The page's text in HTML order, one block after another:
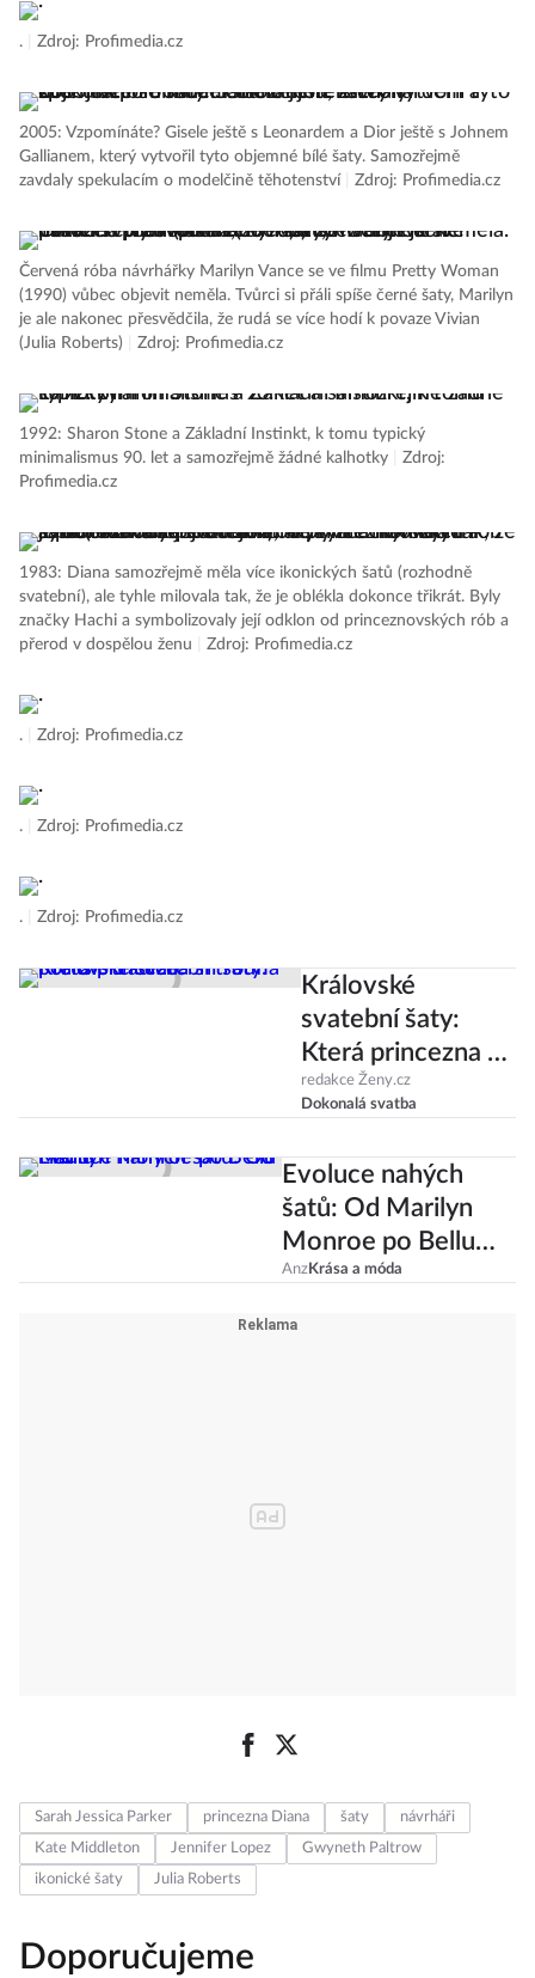
. Zdroj: Profimedia.cz
2005: Vzpomínáte? Gisele ještě s Leonardem a Dior ještě s Johnem
Gallianem, který vytvořil tyto objemné bílé šaty. Samozřejmě
zavdaly spekulacím o modelčině těhotenství
Zdroj: Profimedia.cz
Červená róba návrhářky Marilyn Vance se ve filmu Pretty Woman
(1990) vůbec objevit neměla. Tvůrci si přáli spíše černé šaty, Marilyn
je ale nakonec přesvědčila, že rudá se více hodí k povaze Vivian
(Julia Roberts)
Zdroj: Profimedia.cz
1992: Sharon Stone a Základní Instinkt, k tomu typický
minimalismus 90. let a samozřejmě žádné kalhotky
Zdroj:
Profimedia.cz
1983: Diana samozřejmě měla více ikonických šatů (rozhodně
svatební), ale tyhle milovala tak, že je oblékla dokonce třikrát. Byly
značky Hachi a symbolizovaly její odklon od princeznovských rób a
přerod v dospělou ženu
Zdroj: Profimedia.cz
. Zdroj: Profimedia.cz
. Zdroj: Profimedia.cz
. Zdroj: Profimedia.cz
Královské
svatební šaty:
Která princezna si
troufla porušit
tradice?
redakce Ženy.cz
Dokonalá svatba
Evoluce nahých
šatů: Od Marilyn
Monroe po Bellu
Hadid
AnzKrása a móda
Sarah Jessica Parker princezna Diana šaty
návrháři
Kate Middleton
Jennifer Lopez
Gwyneth Paltrow
ikonické šaty
Julia Roberts
Doporučujeme